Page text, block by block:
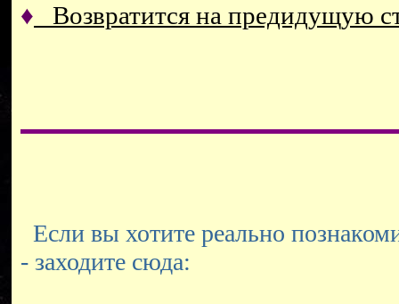
♦ Возвратится на предидущую
Если вы хотите реально
- заходите сюда: